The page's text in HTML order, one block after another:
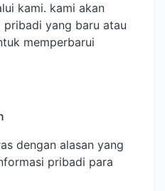
kami. kami akan
pribadi yang baru atau
memperbarui
dengan alasan yang
pribadi para